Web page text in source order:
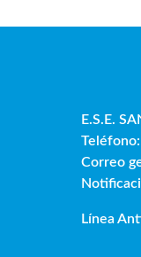
E.S.E.
Correo
Línea